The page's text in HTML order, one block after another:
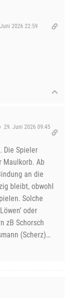
2026 22:59
29. Juni 2026 09:45
Die Spieler
Maulkorb. Ab
an die
bleibt, obwohl
Solche
oder
zB Schorsch
(Scherz)…